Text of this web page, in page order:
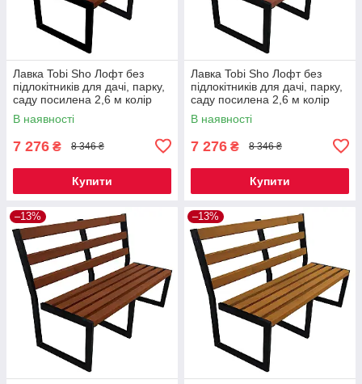
Лавка Tobi Sho Лофт без
підлокітників для дачі, парку,
саду посилена 2,6 м колір
каштан
В наявності
7 276 ₴ 8 346 ₴
Купити
Лавка Tobi Sho Лофт без
підлокітників для дачі, парку,
саду посилена 2,6 м колір
черешня
В наявності
7 276 ₴ 8 346 ₴
Купити
–13% –13%